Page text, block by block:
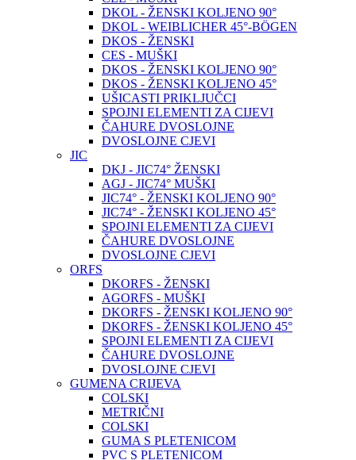
DKOL - ŽENSKI KOLJENO 90°
DKOL - WEIBLICHER 45°-BÖGEN
DKOS - ŽENSKI
CES - MUŠKI
DKOS - ŽENSKI KOLJENO 90°
DKOS - ŽENSKI KOLJENO 45°
UŠICASTI PRIKLJUČCI
SPOJNI ELEMENTI ZA CIJEVI
ČAHURE DVOSLOJNE
DVOSLOJNE CJEVI
JIC
DKJ - JIC74° ŽENSKI
AGJ - JIC74° MUŠKI
JIC74° - ŽENSKI KOLJENO 90°
JIC74° - ŽENSKI KOLJENO 45°
SPOJNI ELEMENTI ZA CIJEVI
ČAHURE DVOSLOJNE
DVOSLOJNE CJEVI
ORFS
DKORFS - ŽENSKI
AGORFS - MUŠKI
DKORFS - ŽENSKI KOLJENO 90°
DKORFS - ŽENSKI KOLJENO 45°
SPOJNI ELEMENTI ZA CIJEVI
ČAHURE DVOSLOJNE
DVOSLOJNE CJEVI
GUMENA CRIJEVA
COLSKI
METRIČNI
COLSKI
GUMA S PLETENICOM
PVC S PLETENICOM